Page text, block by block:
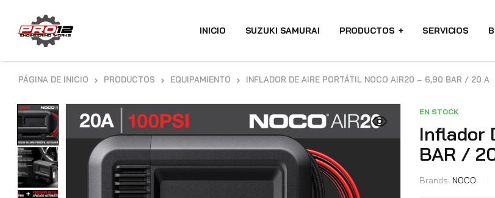
INICIO SUZUKI SAMURAI PRODUCTOS SERVICIOS
PÁGINA DE INICIO PRODUCTOS EQUIPAMIENTO INFLADOR DE AIRE PORTÁTIL NOCO AIR20 – 6,90 BAR / 20 A
EN STOCK
Inflador
BAR /
Brands: NOCO